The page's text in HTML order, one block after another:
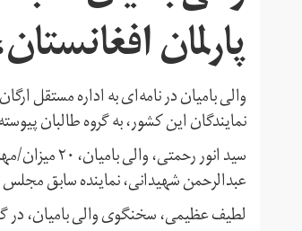
پارلمان
والی بامیان در نامه‌ای به اداره مستقل
نمایندگان این کشور، به گروه طالبان
سید انور
عبدالرحمن شهیدانی، نماینده سابق مجلس
لطیف عظیمی، سخنگوی والی بامیان، در